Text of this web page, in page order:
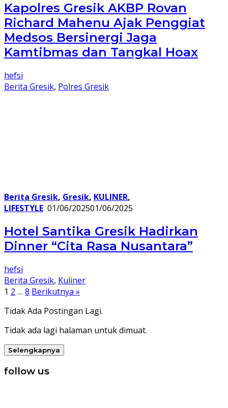
Kapolres Gresik AKBP Rovan
Richard Mahenu Ajak Penggiat
Medsos Bersinergi Jaga
Kamtibmas dan Tangkal Hoax
hefsi
Berita Gresik, Polres Gresik
Berita Gresik, Gresik, KULINER,
LIFESTYLE 01/06/202501/06/2025
Hotel Santika Gresik Hadirkan
Dinner “Cita Rasa Nusantara”
hefsi
Berita Gresik, Kuliner
Paginasi
pos
1 2 … 8 Berikutnya »
Tidak Ada Postingan Lagi.
Tidak ada lagi halaman untuk dimuat.
Selengkapnya
follow us